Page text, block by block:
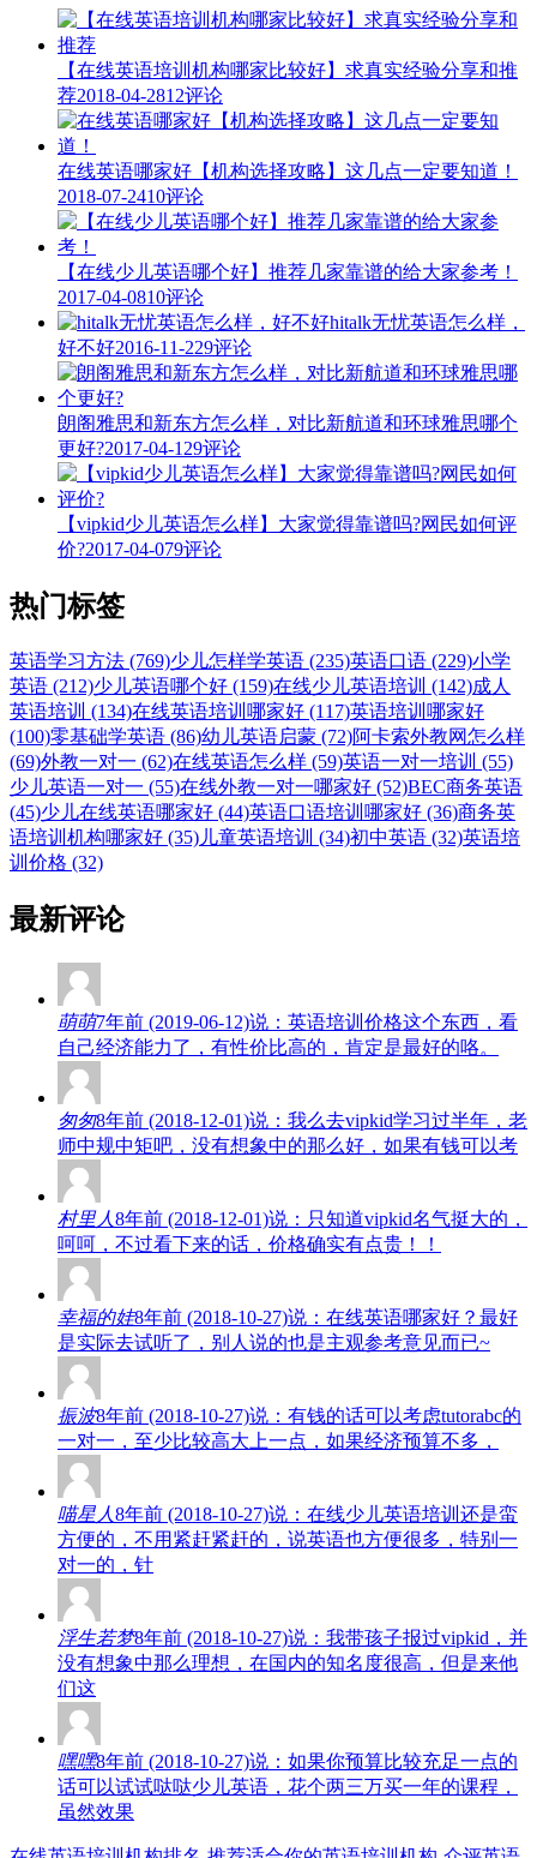
【在线英语培训机构哪家比较好】求真实经验分享和推
荐2018-04-2812评论
在线英语哪家好【机构选择攻略】这几点一定要知道！
2018-07-2410评论
【在线少儿英语哪个好】推荐几家靠谱的给大家参考！
2017-04-0810评论
hitalk无忧英语怎么样，
好不好2016-11-229评论
朗阁雅思和新东方怎么样，对比新航道和环球雅思哪个
更好?2017-04-129评论
【vipkid少儿英语怎么样】大家觉得靠谱吗?网民如何评
价?2017-04-079评论
热门标签
英语学习方法 (769)少儿怎样学英语 (235)英语口语 (229)小学
英语 (212)少儿英语哪个好 (159)在线少儿英语培训 (142)成人
英语培训 (134)在线英语培训哪家好 (117)英语培训哪家好
(100)零基础学英语 (86)幼儿英语启蒙 (72)阿卡索外教网怎么样
(69)外教一对一 (62)在线英语怎么样 (59)英语一对一培训 (55)
少儿英语一对一 (55)在线外教一对一哪家好 (52)BEC商务英语
(45)少儿在线英语哪家好 (44)英语口语培训哪家好 (36)商务英
语培训机构哪家好 (35) 儿童英语培训 (34)初中英语 (32)英语培
训价格 (32)
最新评论
萌萌7年前 (2019-06-12)说：英语培训价格这个东西，看
自己经济能力了，有性价比高的，肯定是最好的咯。
匆匆8年前 (2018-12-01)说：我么去vipkid学习过半年，老
师中规中矩吧，没有想象中的那么好，如果有钱可以考
村里人8年前 (2018-12-01)说：只知道vipkid名气挺大的，
呵呵，不过看下来的话，价格确实有点贵！！
幸福的娃8年前 (2018-10-27)说：在线英语哪家好？最好
是实际去试听了，别人说的也是主观参考意见而已~
振波8年前 (2018-10-27)说：有钱的话可以考虑tutorabc的
一对一，至少比较高大上一点，如果经济预算不多，
喵星人8年前 (2018-10-27)说：在线少儿英语培训还是蛮
方便的，不用紧赶紧赶的，说英语也方便很多，特别一
对一的，针
浮生若梦8年前 (2018-10-27)说：我带孩子报过vipkid，并
没有想象中那么理想，在国内的知名度很高，但是来他
们这
嘿嘿8年前 (2018-10-27)说：如果你预算比较充足一点的
话可以试试哒哒少儿英语，花个两三万买一年的课程，
虽然效果